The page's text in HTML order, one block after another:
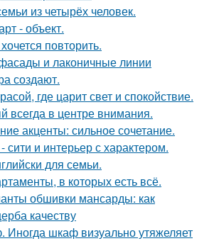
из четырёх человек.
- объект.
повторить.
и лаконичные линии
создают.
где царит свет и спокойствие.
всегда в центре внимания.
акценты: сильное сочетание.
сити и интерьер с характером.
для семьи.
в которых есть всё.
обшивки мансарды: как
качеству
шкаф визуально утяжеляет